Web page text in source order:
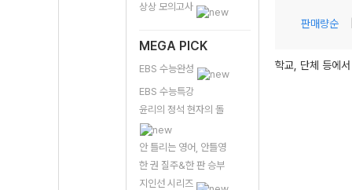
상상 모의고사
MEGA PICK
EBS 수능완성
EBS 수능특강
윤리의 정석 현자의 돌
안 틀리는 영어, 안틀영
한 권 질주&한 판 승부
지인선 시리즈
판매량순
학교, 단체 등에